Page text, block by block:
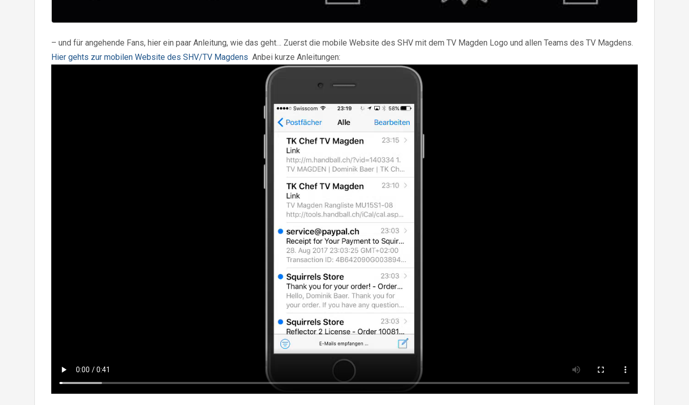
– und für angehende Fans, hier ein paar Anleitung, wie das geht… Zuerst die mobile Website des SHV mit dem TV Magden Logo und allen Teams des TV Magdens.
Hier gehts zur mobilen Website des SHV/TV Magdens Anbei kurze Anleitungen: